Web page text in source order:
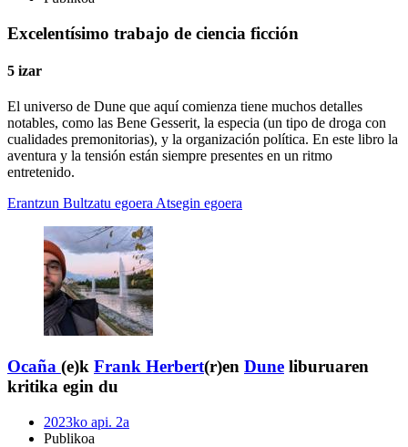
Excelentísimo trabajo de ciencia ficción
5 izar
El universo de Dune que aquí comienza tiene muchos detalles
notables, como las Bene Gesserit, la especia (un tipo de droga con
cualidades premonitorias), y la organización política. En este libro la
aventura y la tensión están siempre presentes en un ritmo
entretenido.
Erantzun Bultzatu egoera Atsegin egoera
Ocaña (e)k Frank Herbert(r)en Dune liburuaren
kritika egin du
2023ko api. 2a
Publikoa